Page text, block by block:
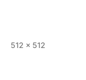
Volledige
512 × 512